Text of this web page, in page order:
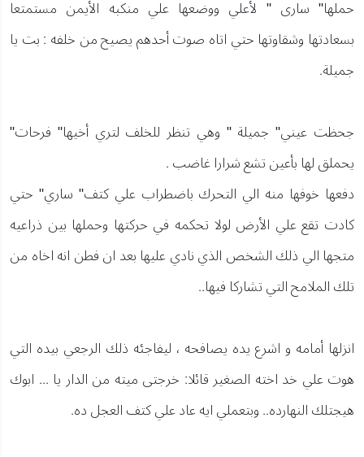
حملها" سارى " لأعلي ووضعها علي منكبه الأيمن مستمتعا
بسعادتها وشقاوتها حتي اتاه صوت أحدهم يصيح من خلفه : بت يا
جميلة.
جحظت عيني" جميلة " وهي تنظر للخلف لتري أخيها" فرحات"
يحملق لها بأعين تشع شرارا غاضب .
دفعها خوفها منه الي التحرك باضطراب علي كتف" ساري" حتي
كادت تقع علي الأرض لولا تحكمه في حركتها وحملها بين ذراعيه
متجها الي ذلك الشخص الذي نادي عليها بعد ان فطن انه اخاه من
تلك الملامح التي تشاركا فيها..
انزلها أمامه و اشرع يده يصافحه ، ليفاجئه ذلك الرجعي بيده التي
هوت علي خد اخته الصغير قائلا: خرجتى ميته من الدار يا ... ابوك
هيجتلك النهارده.. وبتعملي ايه عاد علي كتف العجل ده.